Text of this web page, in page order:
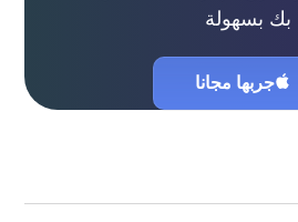
بك بسهولة
جربها مجانا